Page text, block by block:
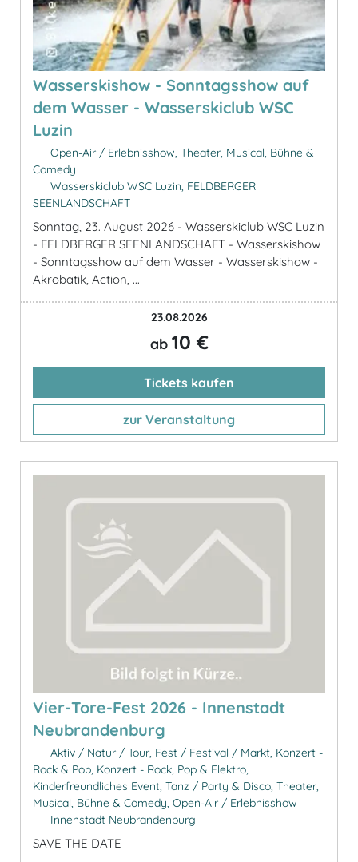
Wasserskishow - Sonntagsshow auf
dem Wasser - Wasserskiclub WSC
Luzin
Open-Air / Erlebnisshow, Theater, Musical, Bühne &
Comedy
Wasserskiclub WSC Luzin, FELDBERGER
SEENLANDSCHAFT
Sonntag, 23. August 2026 - Wasserskiclub WSC Luzin
- FELDBERGER SEENLANDSCHAFT - Wasserskishow
- Sonntagsshow auf dem Wasser - Wasserskishow -
Akrobatik, Action, ...
23.08.2026
ab 10 €
Tickets kaufen
zur Veranstaltung
Vier-Tore-Fest 2026 - Innenstadt
Neubrandenburg
Aktiv / Natur / Tour, Fest / Festival / Markt, Konzert -
Rock & Pop, Konzert - Rock, Pop & Elektro,
Kinderfreundliches Event, Tanz / Party & Disco, Theater,
Musical, Bühne & Comedy, Open-Air / Erlebnisshow
Innenstadt Neubrandenburg
SAVE THE DATE